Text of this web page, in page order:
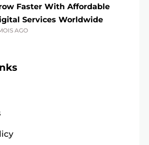
Faster With Affordable
Services Worldwide
AGO